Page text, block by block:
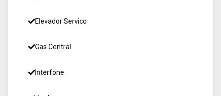
Elevador Servico
Gas Central
Interfone